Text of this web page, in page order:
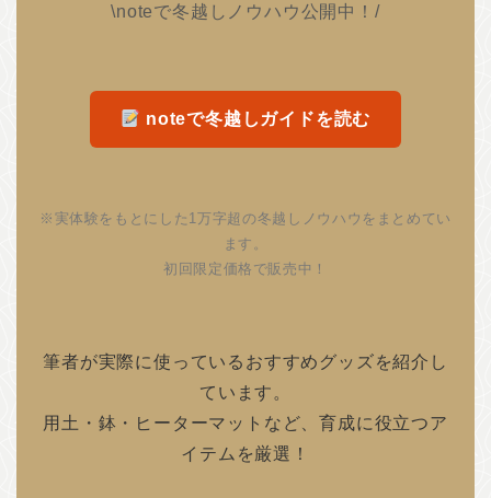
\noteで冬越しノウハウ公開中！/
noteで冬越しガイドを読む
※実体験をもとにした1万字超の冬越しノウハウをまとめてい
ます。
初回限定価格で販売中！
筆者が実際に使っているおすすめグッズを紹介し
ています。
用土・鉢・ヒーターマットなど、育成に役立つア
イテムを厳選！